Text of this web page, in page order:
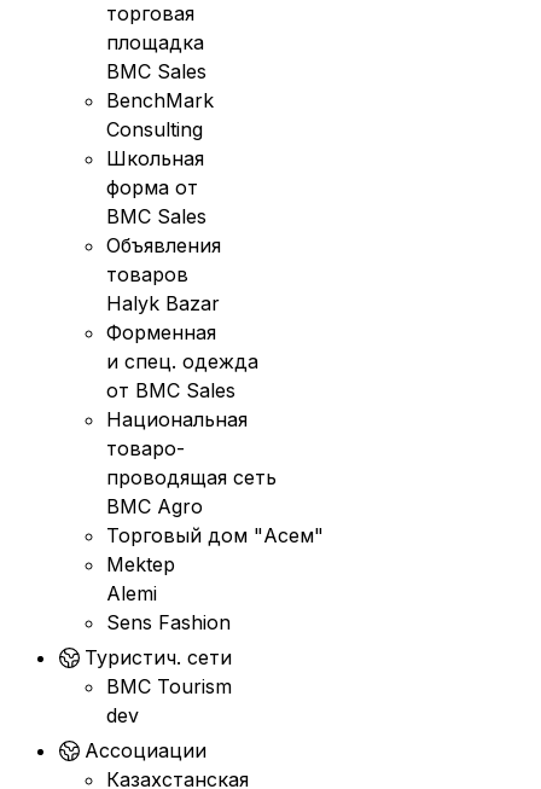
торговая
площадка
BMC Sales
BenchMark
Consulting
Школьная
форма от
BMC Sales
Объявления
товаров
Halyk Bazar
Форменная
и спец. одежда
от BMC Sales
Национальная
товаро-
проводящая сеть
BMC Agro
Торговый дом "Асем"
Mektep
Alemi
Sens Fashion
Туристич. сети
BMC Tourism
dev
Ассоциации
Казахстанская